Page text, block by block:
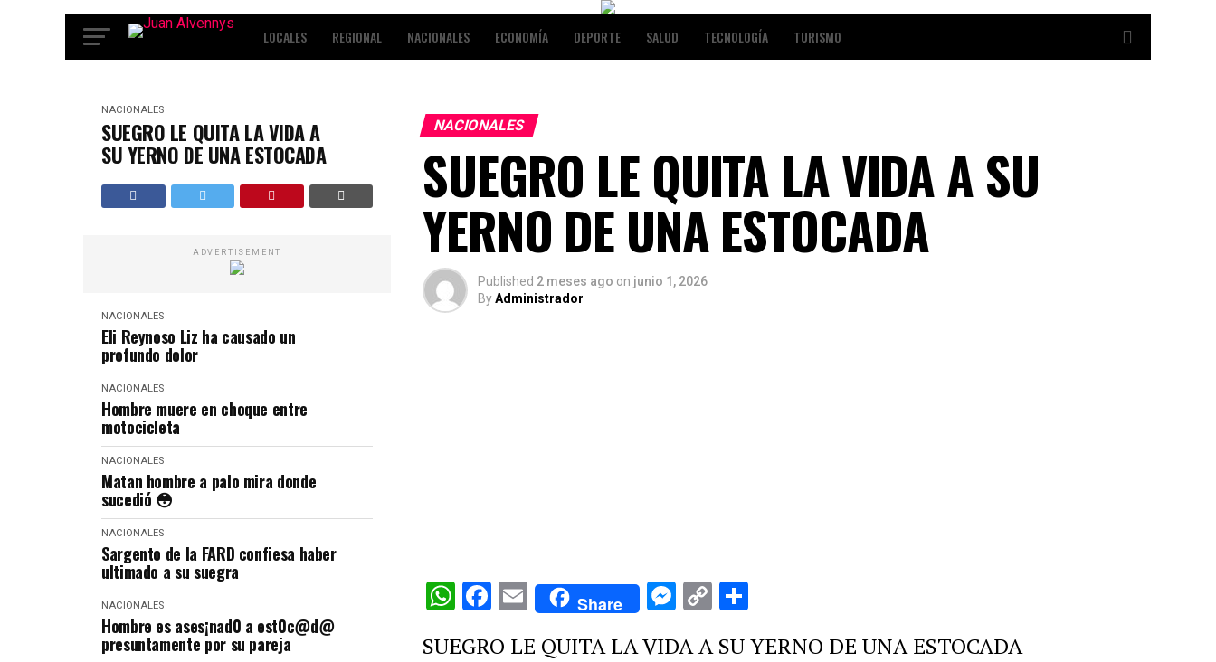
LOCALES REGIONAL NACIONALES ECONOMÍA DEPORTE SALUD TECNOLOGÍA TURISMO
NACIONALES
SUEGRO LE QUITA LA VIDA A
SU YERNO DE UNA ESTOCADA
ADVERTISEMENT
NACIONALES
Eli Reynoso Liz ha causado un
profundo dolor
NACIONALES
Hombre muere en choque entre
motocicleta
NACIONALES
Matan hombre a palo mira donde
sucedió 😳
NACIONALES
Sargento de la FARD confiesa haber
ultimado a su suegra
NACIONALES
Hombre es ases¡nad0 a est0c@d@
presuntamente por su pareja
NACIONALES
SUEGRO LE QUITA LA VIDA A SU
YERNO DE UNA ESTOCADA
Published 2 meses ago on junio 1, 2026
ByAdministrador
WhatsApp
Facebook
EmailShare Messenger
Copy
SUEGRO LE QUITA LA VIDA A SU YERNO DE UNA ESTOCADA